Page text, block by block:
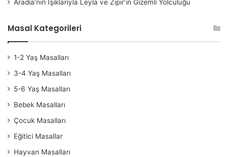
Aradia’nın Işıklarıyla Leyla ve Zıpır’ın Gizemli Yolculuğu
Masal Kategorileri
1-2 Yaş Masalları
3-4 Yaş Masalları
5-6 Yaş Masalları
Bebek Masalları
Çocuk Masalları
Eğitici Masallar
Hayvan Masalları